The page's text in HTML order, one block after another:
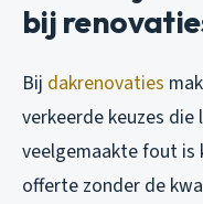
bij
Bij dakrenovaties
verkeerde keuzes
veelgemaakte fout is
offerte zonder de